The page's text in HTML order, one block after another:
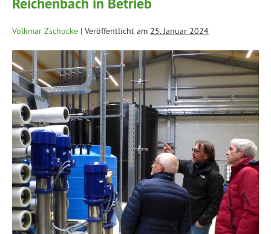
Volkmar Zschocke | Veröffentlicht am 25. Januar 2024